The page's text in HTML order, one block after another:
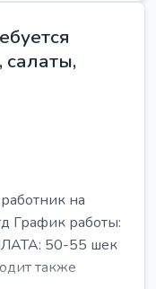
салаты,
на
График работы:
50-55 шек
также